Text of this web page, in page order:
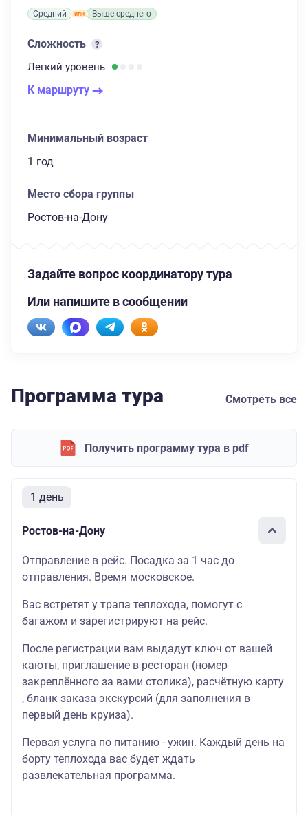
Средний Выше среднего
Сложность
Легкий уровень
К маршруту
Минимальный возраст
1 год
Место сбора группы
Ростов-на-Дону
Задайте вопрос координатору тура
Или напишите в сообщении
Программа тура Смотреть все
Получить программу тура в pdf
1 день
Ростов-на-Дону
Отправление в рейс. Посадка за 1 час до
отправления. Время московское.
Вас встретят у трапа теплохода, помогут с
багажом и зарегистрируют на рейс.
После регистрации вам выдадут ключ от вашей
каюты, приглашение в ресторан (номер
закреплённого за вами столика), расчётную карту
, бланк заказа экскурсий (для заполнения в
первый день круиза).
Первая услуга по питанию - ужин. Каждый день на
борту теплохода вас будет ждать
развлекательная программа.